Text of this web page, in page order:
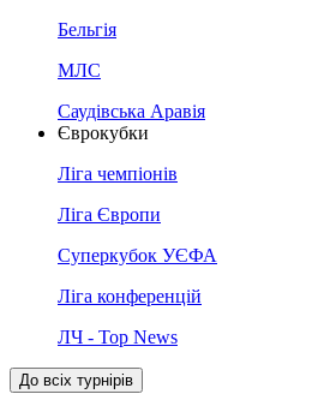
Бельгія
МЛС
Саудівська Аравія
Єврокубки
Ліга чемпіонів
Ліга Європи
Суперкубок УЄФА
Ліга конференцій
ЛЧ - Top News
До всіх турнірів